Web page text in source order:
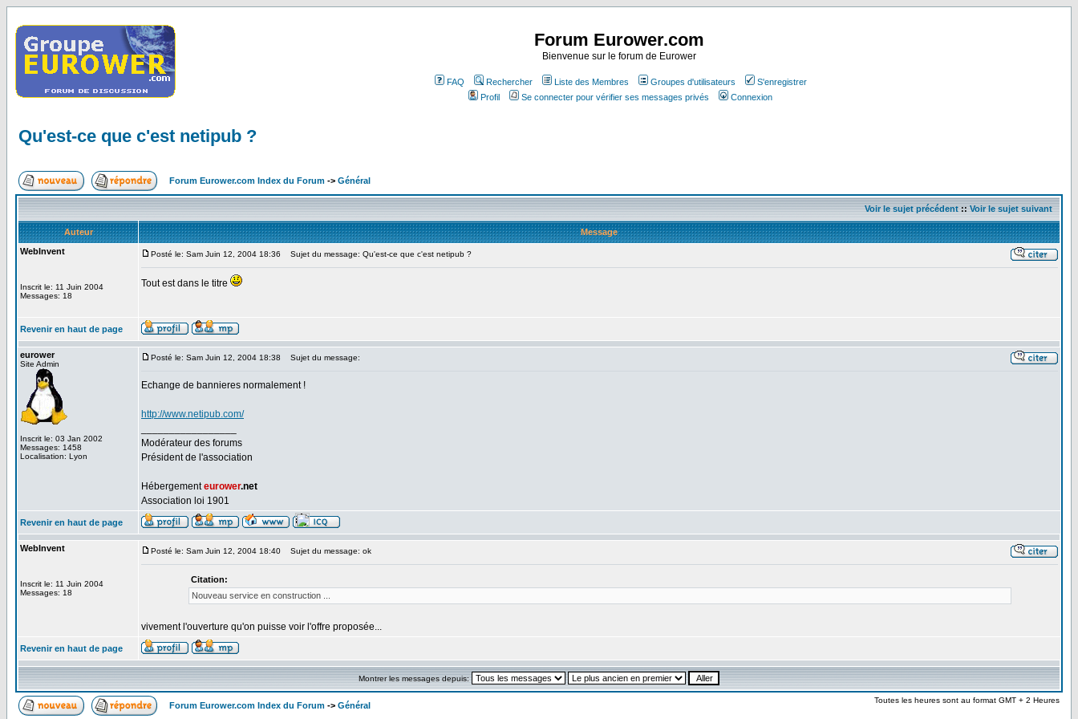
Forum Eurower.com
Bienvenue sur le forum de Eurower
FAQ Rechercher Liste des Membres Groupes d'utilisateurs
S'enregistrer
Profil
Se connecter pour vérifier ses messages privés Connexion
Qu'est-ce que c'est netipub ?
Forum Eurower.com Index du Forum -> Général
Voir le sujet précédent::Voir le sujet suivant
Auteur
Message
WebInvent
Inscrit le: 11 Juin 2004
Messages: 18
Posté le: Sam Juin 12, 2004 18:36 Sujet du message: Qu'est-ce que c'est netipub ?
Tout est dans le titre
Revenir en haut de page
eurower
Site Admin
Inscrit le: 03 Jan 2002
Messages: 1458
Localisation: Lyon
Posté le: Sam Juin 12, 2004 18:38 Sujet du message:
Echange de bannieres normalement !
http://www.netipub.com/
Modérateur des forums
Président de l'association
Hébergementeurower.net
Association loi 1901
Revenir en haut de page
WebInvent
Inscrit le: 11 Juin 2004
Messages: 18
Posté le: Sam Juin 12, 2004 18:40 Sujet du message: ok
Citation:
Nouveau service en construction ...
vivement l'ouverture qu'on puisse voir l'offre proposée...
Revenir en haut de page
Montrer les messages depuis:
Forum Eurower.com Index du Forum -> Général
Toutes les heures sont au format GMT + 2 Heures